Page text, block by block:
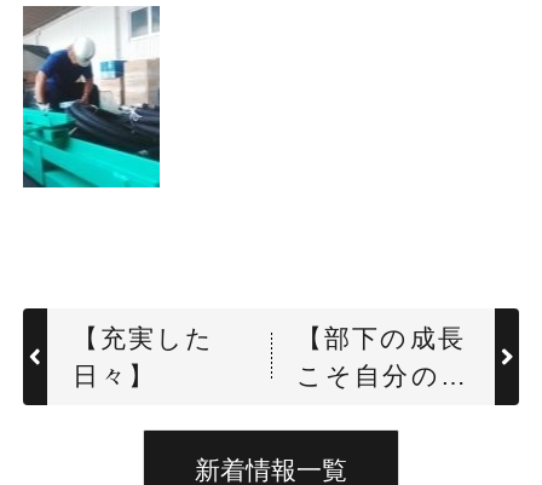
【充実した
日々】
【部下の成長
こそ自分の成
新着情報一覧